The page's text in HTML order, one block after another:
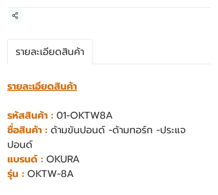
แชร์
รายละเอียดสินค้า
รายละเอียดสินค้า
รหัสสินค้า : 01-OKTW8A
ชื่อสินค้า : ด้ามขันปอนด์ -ด้ามทอร์ก -ประแจ
ปอนด์
แบรนด์ : OKURA
รุ่น : OKTW-8A